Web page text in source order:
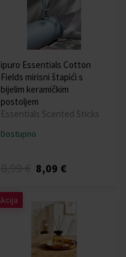
ipuro Essentials Cotton
Fields mirisni štapići s
bijelim keramičkim
postoljem
Essentials Scented Sticks
Dostupno
8,09 €